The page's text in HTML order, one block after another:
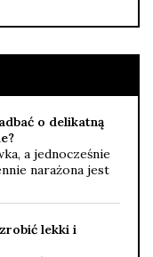
o delikatną
a jednocześnie
narażona jest
lekki i